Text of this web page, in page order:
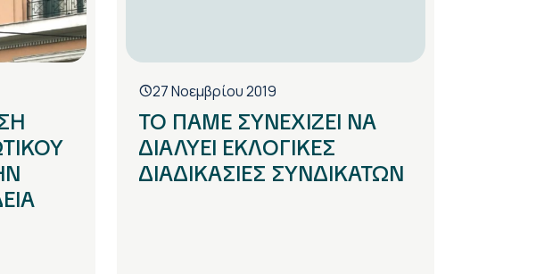
27 Νοεμβρίου 2019
ΤΟ ΠΑΜΕ ΣΥΝΕΧΙΖΕΙ ΝΑ
ΔΙΑΛΥΕΙ ΕΚΛΟΓΙΚΕΣ
ΔΙΑΔΙΚΑΣΙΕΣ ΣΥΝΔΙΚΑΤΩΝ